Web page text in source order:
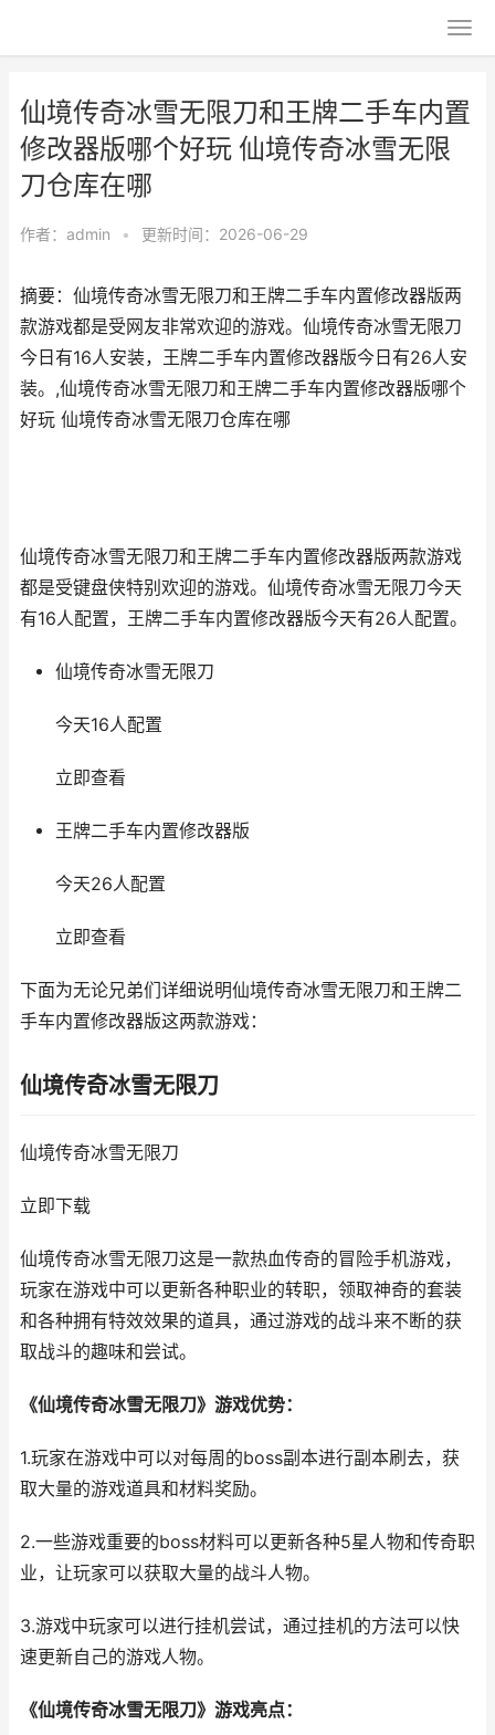
仙境传奇冰雪无限刀和王牌二手车内置
修改器版哪个好玩 仙境传奇冰雪无限
刀仓库在哪
作者： admin • 更新时间：2026-06-29
摘要：仙境传奇冰雪无限刀和王牌二手车内置修改器版两
款游戏都是受网友非常欢迎的游戏。仙境传奇冰雪无限刀
今日有16人安装，王牌二手车内置修改器版今日有26人安
装。,仙境传奇冰雪无限刀和王牌二手车内置修改器版哪个
好玩 仙境传奇冰雪无限刀仓库在哪
仙境传奇冰雪无限刀和王牌二手车内置修改器版两款游戏
都是受键盘侠特别欢迎的游戏。仙境传奇冰雪无限刀今天
有16人配置，王牌二手车内置修改器版今天有26人配置。
仙境传奇冰雪无限刀
今天16人配置
立即查看
王牌二手车内置修改器版
今天26人配置
立即查看
下面为无论兄弟们详细说明仙境传奇冰雪无限刀和王牌二
手车内置修改器版这两款游戏：
仙境传奇冰雪无限刀
仙境传奇冰雪无限刀
立即下载
仙境传奇冰雪无限刀这是一款热血传奇的冒险手机游戏，
玩家在游戏中可以更新各种职业的转职，领取神奇的套装
和各种拥有特效效果的道具，通过游戏的战斗来不断的获
取战斗的趣味和尝试。
《仙境传奇冰雪无限刀》游戏优势：
1.玩家在游戏中可以对每周的boss副本进行副本刷去，获
取大量的游戏道具和材料奖励。
2.一些游戏重要的boss材料可以更新各种5星人物和传奇职
业，让玩家可以获取大量的战斗人物。
3.游戏中玩家可以进行挂机尝试，通过挂机的方法可以快
速更新自己的游戏人物。
《仙境传奇冰雪无限刀》游戏亮点：